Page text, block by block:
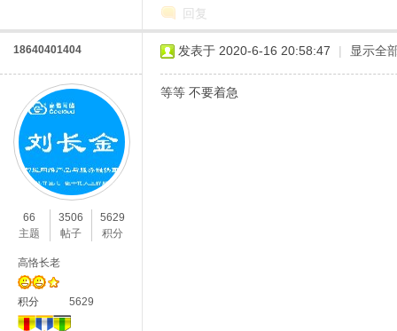
回复
18640401404
66
主题
3506
帖子
5629
积分
高恪长老
积分 5629
发表于 2020-6-16 20:58:47 | 显示全
等等 不要着急